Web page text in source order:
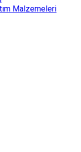
Malzemeleri